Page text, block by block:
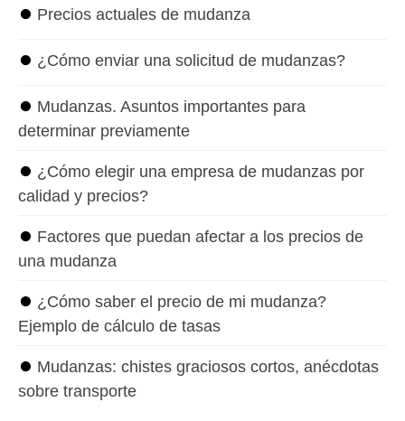
⏺ Precios actuales de mudanza
⏺ ¿Cómo enviar una solicitud de mudanzas?
⏺ Mudanzas. Asuntos importantes para
determinar previamente
⏺ ¿Cómo elegir una empresa de mudanzas por
calidad y precios?
⏺ Factores que puedan afectar a los precios de
una mudanza
⏺ ¿Cómo saber el precio de mi mudanza?
Ejemplo de cálculo de tasas
⏺ Mudanzas: chistes graciosos cortos, anécdotas
sobre transporte